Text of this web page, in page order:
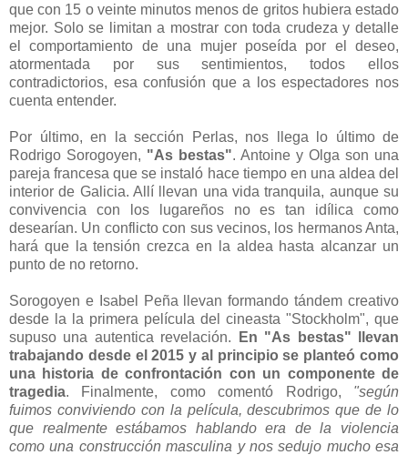
que con 15 o veinte minutos menos de gritos hubiera estado
mejor. Solo se limitan a mostrar con toda crudeza y detalle
el comportamiento de una mujer poseída por el deseo,
atormentada por sus sentimientos, todos ellos
contradictorios, esa confusión que a los espectadores nos
cuenta entender.
Por último, en la sección Perlas, nos llega lo último de
Rodrigo Sorogoyen, "As bestas". Antoine y Olga son una
pareja francesa que se instaló hace tiempo en una aldea del
interior de Galicia. Allí llevan una vida tranquila, aunque su
convivencia con los lugareños no es tan idílica como
desearían. Un conflicto con sus vecinos, los hermanos Anta,
hará que la tensión crezca en la aldea hasta alcanzar un
punto de no retorno.
Sorogoyen e Isabel Peña llevan formando tándem creativo
desde la la primera película del cineasta "Stockholm", que
supuso una autentica revelación.
En "As bestas" llevan
trabajando desde el 2015 y al principio se planteó como
una historia de confrontación con un componente de
tragedia. Finalmente, como comentó Rodrigo, "según
fuimos conviviendo con la película, descubrimos que de lo
que realmente estábamos hablando era de la violencia
como una construcción masculina y nos sedujo mucho esa